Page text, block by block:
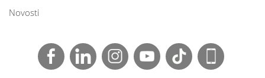
Novosti